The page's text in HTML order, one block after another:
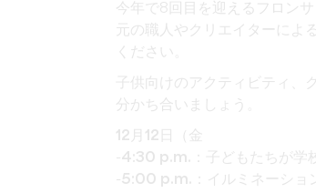
今年で8回目を迎えるフロン
元の職人やクリエイターによ
ください。
子供向けのアクティビティ
分かち合いましょう。
12月12日（金
-4:30 p.m.
：子どもたちが
-5:00 p.m.
：イルミネーシ